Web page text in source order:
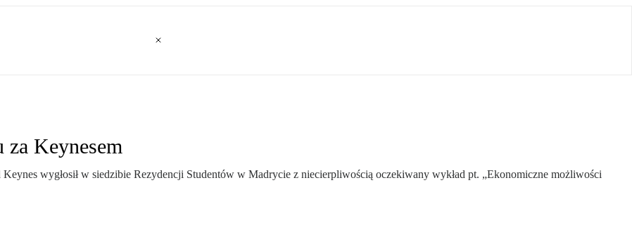
Keynesem
wygłosił w siedzibie Rezydencji Studentów w Madrycie z niecierpliwością oczekiwany wykład pt. „Ekonomiczne możliwości